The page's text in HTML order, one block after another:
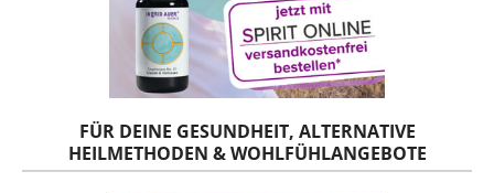
FÜR DEINE GESUNDHEIT, ALTERNATIVE
HEILMETHODEN & WOHLFÜHLANGEBOTE